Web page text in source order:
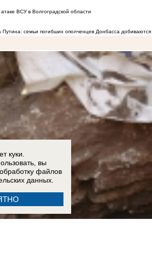
ВСУ в Волгоградской области
семьи погибших ополченцев Донбасса добиваются
куки.
вы
файлов
данных.